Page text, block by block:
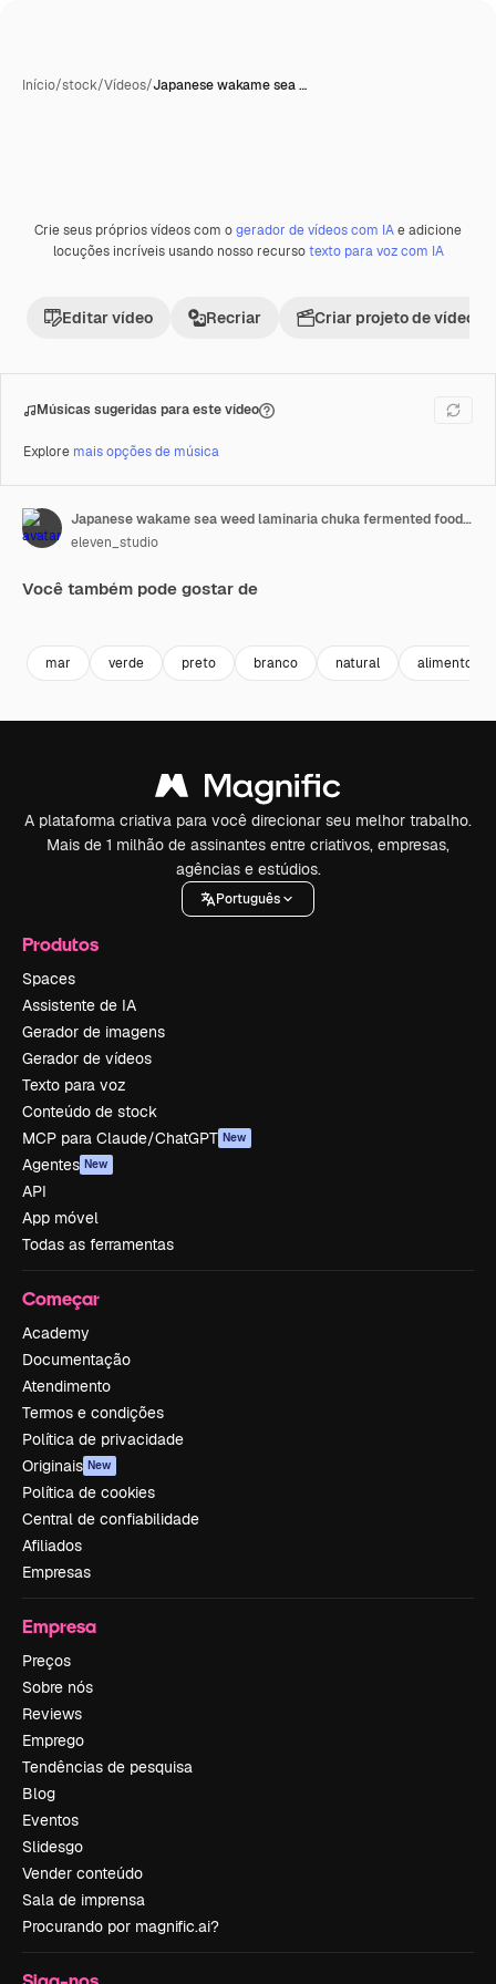
Início/stock/Vídeos/Japanese wakame sea …
Premium
Crie seus próprios vídeos com ogerador de vídeos com IAe adicione
locuções incríveis usando nosso recursotexto para voz com IA
Editar vídeo Recriar Criar projeto de vídeo
Músicas sugeridas para este vídeo
Explore mais opções de música
Japanese wakame sea weed laminaria chuka fermented food. Close-up on a detail of Hiyashi Wakame Chuka or seaweed salad or seaweed with sesame seeds on a plate. Top view. Seafood background.
eleven_studio
Você também pode gostar de
mar verde preto branco natural alimento
A plataforma criativa para você direcionar seu melhor trabalho.
Mais de 1 milhão de assinantes entre criativos, empresas,
agências e estúdios.
Português
Produtos
Spaces
Assistente de IA
Gerador de imagens
Gerador de vídeos
Texto para voz
Conteúdo de stock
MCP para Claude/ChatGPT New
Agentes New
API
App móvel
Todas as ferramentas
Começar
Academy
Documentação
Atendimento
Termos e condições
Política de privacidade
Originais New
Política de cookies
Central de confiabilidade
Afiliados
Empresas
Empresa
Preços
Sobre nós
Reviews
Emprego
Tendências de pesquisa
Blog
Eventos
Slidesgo
Vender conteúdo
Sala de imprensa
Procurando por magnific.ai?